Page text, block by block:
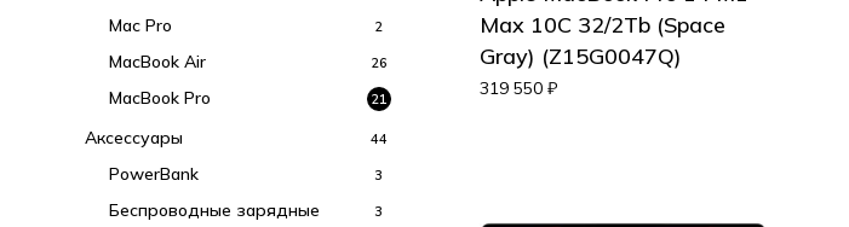
Mac Pro 2
MacBook Air 26
MacBook Pro 21
Аксессуары 44
PowerBank 3
Беспроводные зарядные
3
Max 10С 32/2Tb (Space
Gray) (Z15G0047Q)
319 550 ₽